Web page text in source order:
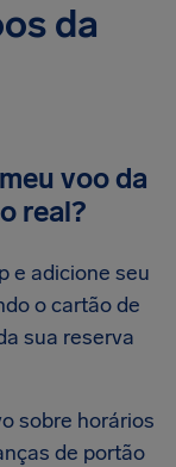
da
voo da
real?
e adicione seu
o cartão de
sua reserva
sobre horários
de portão